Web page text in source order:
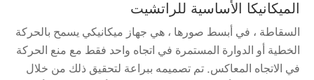
الميكانيكا الأساسية للراتشيت
السقاطة ، في أبسط صورها ، هي جهاز ميكانيكي يسمح بالحركة
الخطية أو الدوارة المستمرة في اتجاه واحد فقط مع منع الحركة
في الاتجاه المعاكس. تم تصميمه ببراعة لتحقيق ذلك من خلال